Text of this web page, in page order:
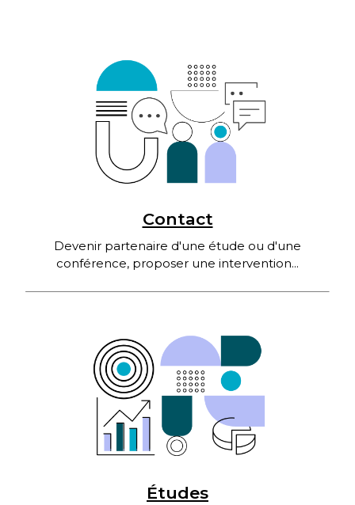
Contact
Devenir partenaire d'une étude ou d'une
conférence, proposer une intervention...
Études